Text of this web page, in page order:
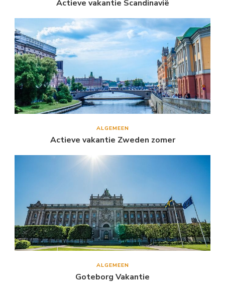
Actieve vakantie Scandinavië
ALGEMEEN
Actieve vakantie Zweden zomer
ALGEMEEN
Goteborg Vakantie